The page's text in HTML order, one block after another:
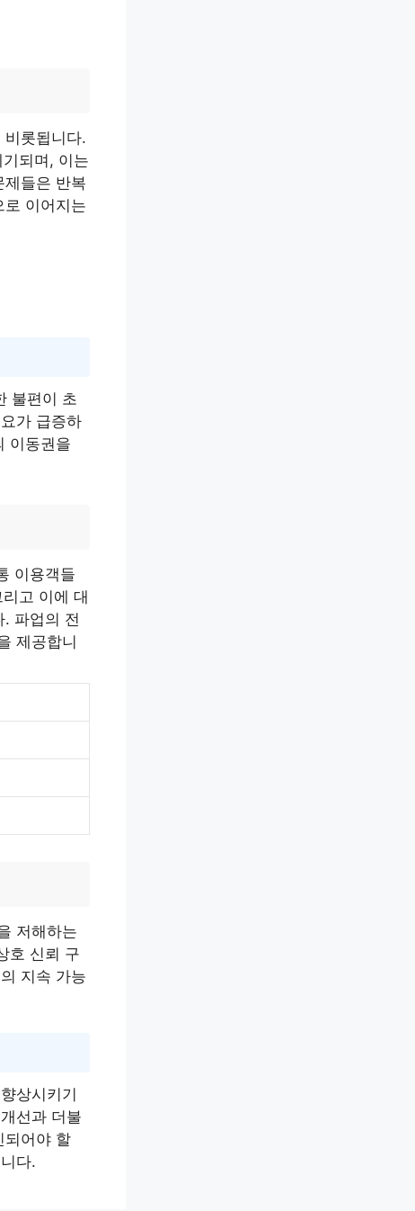
롯됩니다.
되며, 이는
들은 반복
이어지는
불편이 초
가 급증하
이동권을
이용객들
고 이에 대
파업의 전
제공합니
저해하는
호 신뢰 구
지속 가능
상시키기
선과 더불
되어야 할
다.